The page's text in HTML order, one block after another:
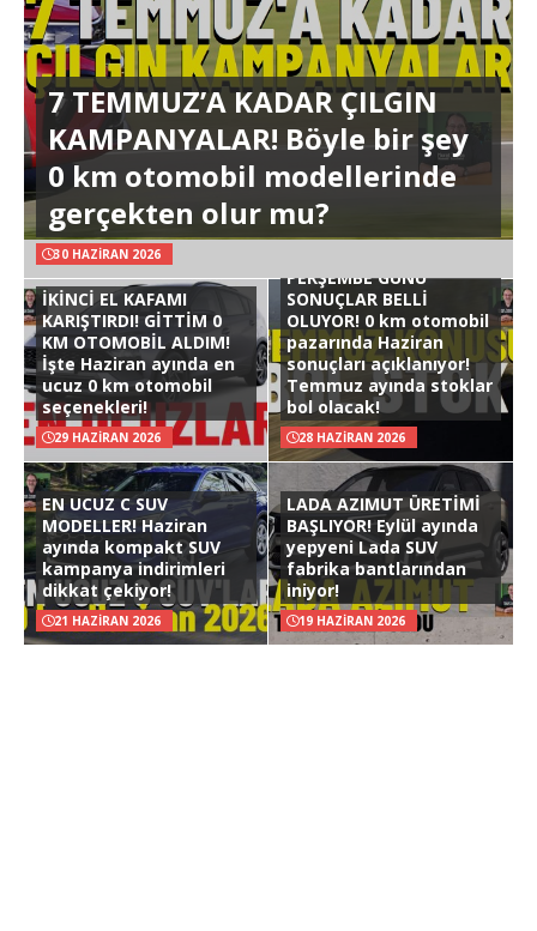
7 TEMMUZ’A KADAR ÇILGIN
KAMPANYALAR! Böyle bir şey
0 km otomobil modellerinde
gerçekten olur mu?
30 HAZIRAN 2026
İKİNCİ EL KAFAMI
KARIŞTIRDI! GİTTİM 0
KM OTOMOBİL ALDIM!
İşte Haziran ayında en
ucuz 0 km otomobil
seçenekleri!
29 HAZIRAN 2026
PERŞEMBE GÜNÜ
SONUÇLAR BELLİ
OLUYOR! 0 km otomobil
pazarında Haziran
sonuçları açıklanıyor!
Temmuz ayında stoklar
bol olacak!
28 HAZIRAN 2026
EN UCUZ C SUV
MODELLER! Haziran
ayında kompakt SUV
kampanya indirimleri
dikkat çekiyor!
21 HAZIRAN 2026
LADA AZIMUT ÜRETİMİ
BAŞLIYOR! Eylül ayında
yepyeni Lada SUV
fabrika bantlarından
iniyor!
19 HAZIRAN 2026